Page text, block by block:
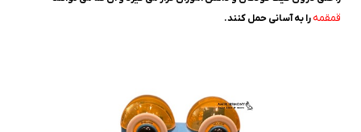
قمقمهرا به آسانی حمل کنند.